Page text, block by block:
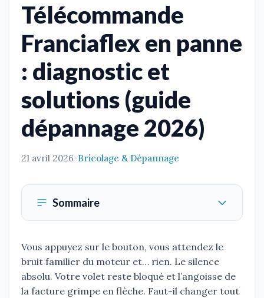
Télécommande
Franciaflex en panne
: diagnostic et
solutions (guide
dépannage 2026)
21 avril 2026•Bricolage & Dépannage
Sommaire
Vous appuyez sur le bouton, vous attendez le
bruit familier du moteur et… rien. Le silence
absolu. Votre volet reste bloqué et l’angoisse de
la facture grimpe en flèche. Faut-il changer tout